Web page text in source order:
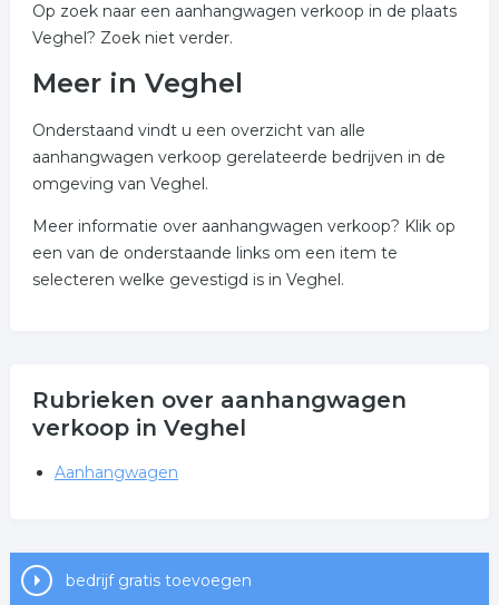
Op zoek naar een aanhangwagen verkoop in de plaats
Veghel? Zoek niet verder.
Meer in Veghel
Onderstaand vindt u een overzicht van alle
aanhangwagen verkoop gerelateerde bedrijven in de
omgeving van Veghel.
Meer informatie over aanhangwagen verkoop? Klik op
een van de onderstaande links om een item te
selecteren welke gevestigd is in Veghel.
Rubrieken over aanhangwagen
verkoop in Veghel
Aanhangwagen
bedrijf gratis toevoegen